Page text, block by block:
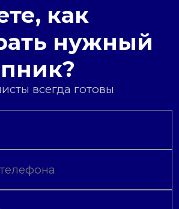
как
нужный
всегда готовы